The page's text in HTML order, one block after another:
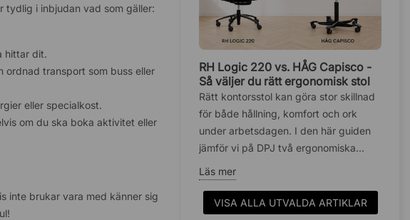
tydlig i inbjudan vad som gäller:
hittar dit.
ordnad transport som buss eller
eller specialkost.
om du ska boka aktivitet eller
inte brukar vara med känner sig
RH Logic 220 vs. HÅG Capisco -
Så väljer du rätt ergonomisk stol
Rätt kontorsstol kan göra stor skillnad
för både hållning, komfort och ork
under arbetsdagen. I den här guiden
jämför vi på DPJ två ergonomiska...
Läs mer
VISA ALLA UTVALDA ARTIKLAR